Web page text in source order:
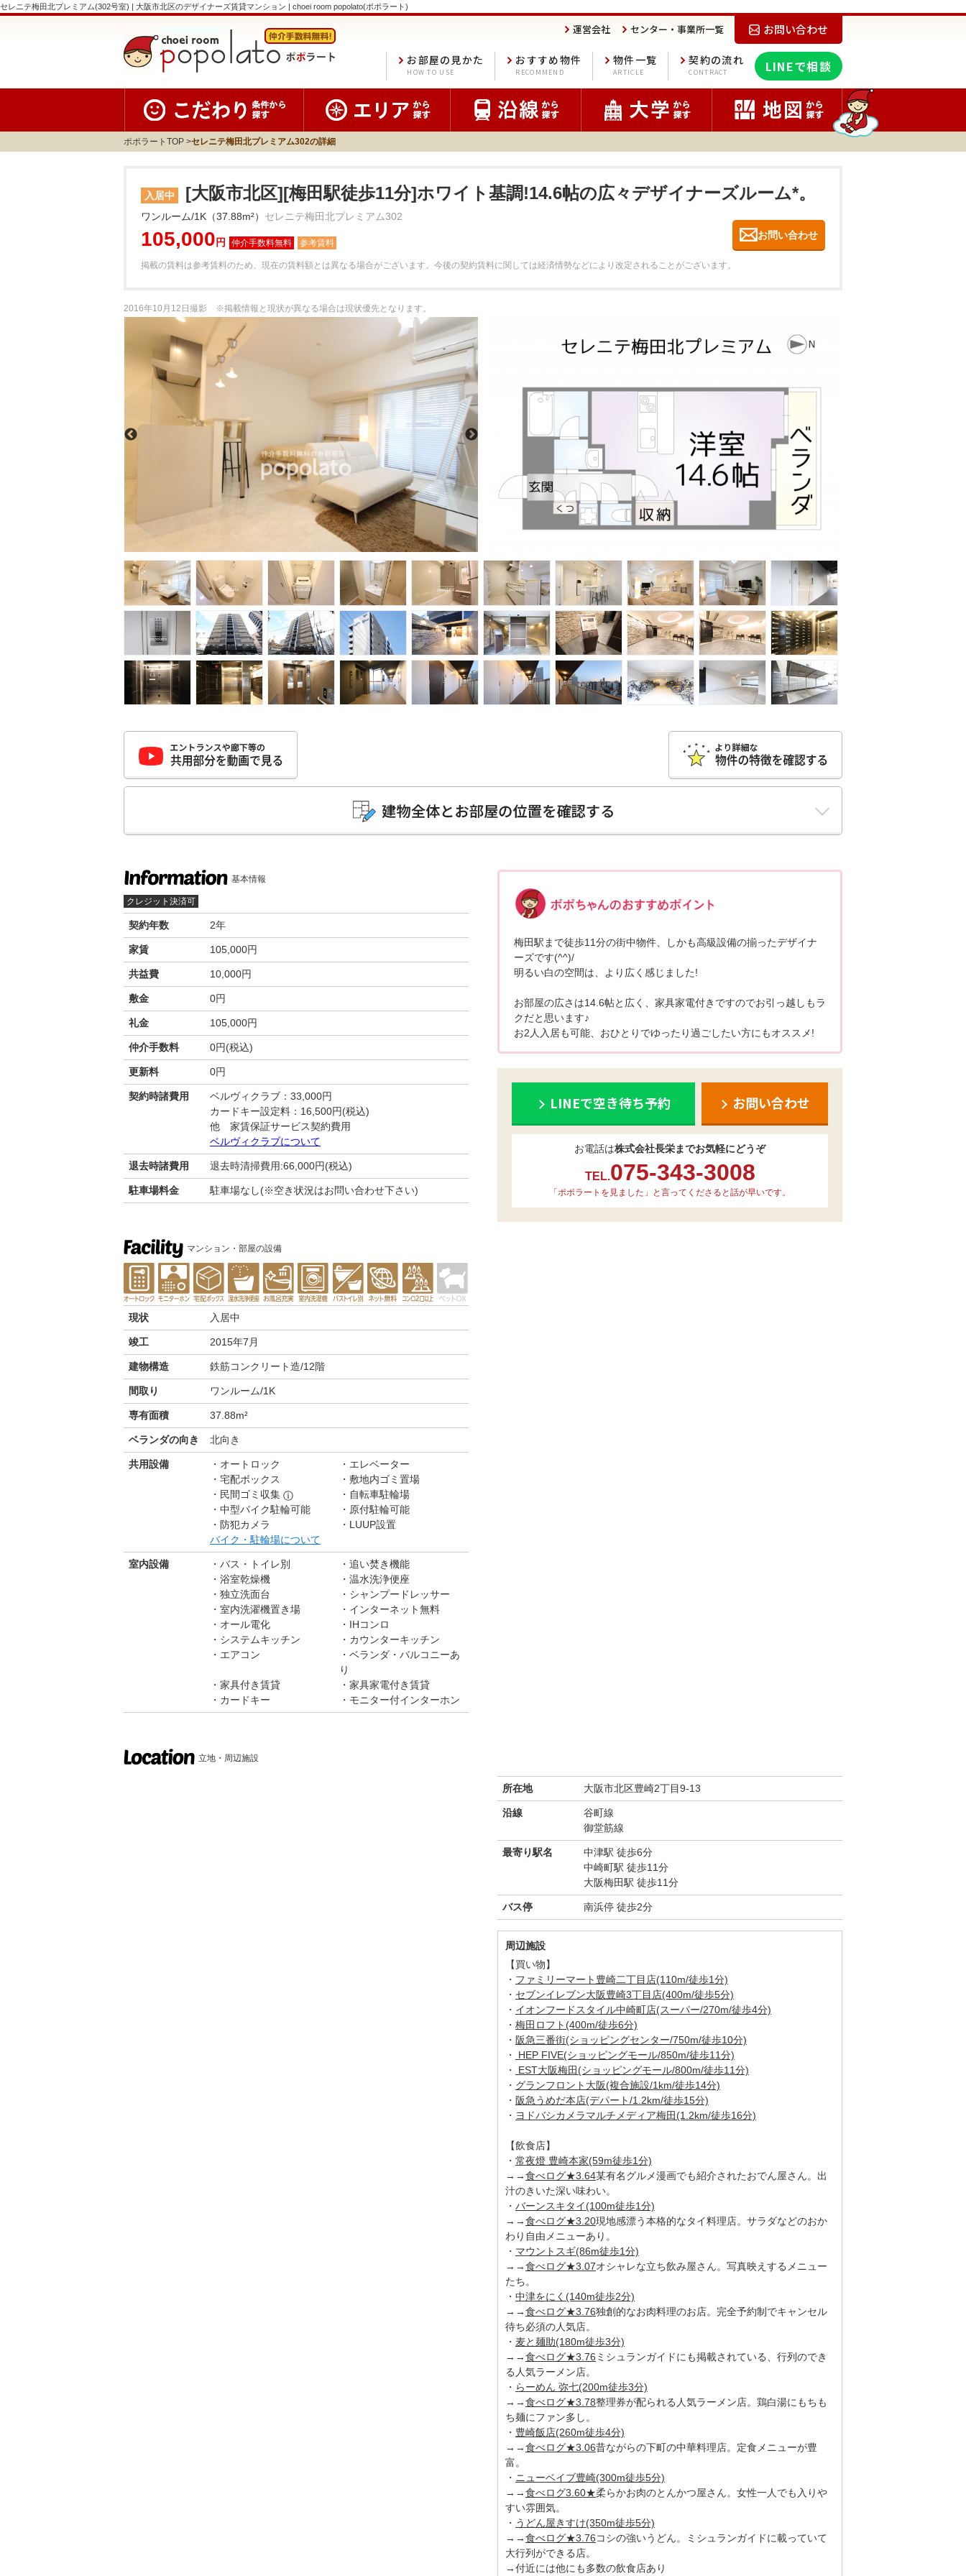
セレニテ梅田北プレミアム(302号室) | 大阪市北区のデザイナーズ賃貸マンション | choei room popolato(ポポラート)
お問い合わせ
センター・事業所一覧
運営会社
LINEで相談
契約の流れ
CONTRACT
物件一覧
ARTICLE
おすすめ物件
RECOMMEND
お部屋の見かた
HOW TO USE
ポポラートTOP セレニテ梅田北プレミアム302の詳細
入居中 [大阪市北区][梅田駅徒歩11分]ホワイト基調!14.6帖の広々デザイナーズルーム*。
ワンルーム/1K（37.88m²） セレニテ梅田北プレミアム302
105,000 円 参考賃料
お問い合わせ
掲載の賃料は参考賃料のため、現在の賃料額とは異なる場合がございます。 今後の契約賃料に関しては経済情勢などにより改定されることがございます。
2016年10月12日撮影 ※掲載情報と現状が異なる場合は現状優先となります。
基本情報
クレジット決済可
契約年数 2年
家賃 105,000円
共益費 10,000円
敷金 0円
礼金 105,000円
仲介手数料 0円(税込)
更新料 0円
契約時諸費用
ベルヴィクラブ：33,000円
カードキー設定料：16,500円(税込)
他 家賃保証サービス契約費用
ベルヴィクラブについて
退去時諸費用 退去時清掃費用:66,000円(税込)
駐車場料金 駐車場なし(※空き状況はお問い合わせ下さい)
マンション・部屋の設備
現状 入居中
竣工 2015年7月
建物構造 鉄筋コンクリート造/12階
間取り ワンルーム/1K
専有面積 37.88m²
ベランダの向き 北向き
共用設備 オートロック
エレベーター
宅配ボックス
敷地内ゴミ置場
民間ゴミ収集 ⓘ
自転車駐輪場
中型バイク駐輪可能
原付駐輪可能
防犯カメラ
LUUP設置
バイク・駐輪場について
室内設備 バス・トイレ別
追い焚き機能
浴室乾燥機
温水洗浄便座
独立洗面台
シャンプードレッサー
室内洗濯機置き場
インターネット無料
オール電化
IHコンロ
システムキッチン
カウンターキッチン
エアコン
ベランダ・バルコニーあ
り
家具付き賃貸
家具家電付き賃貸
カードキー
モニター付インターホン
梅田駅まで徒歩11分の街中物件、しかも高級設備の揃ったデザイナ
ーズです(^^)/
明るい白の空間は、より広く感じました!
お部屋の広さは14.6帖と広く、家具家電付きですのでお引っ越しもラ
クだと思います♪
お2人入居も可能、おひとりでゆったり過ごしたい方にもオススメ!
LINEで空き待ち予約 お問い合わせ
お電話は株式会社長栄までお気軽にどうぞ
TEL.075-343-3008
「ポポラートを見ました」と言ってくださると話が早いです。
立地・周辺施設
所在地 大阪市北区豊崎2丁目9-13
沿線
谷町線
御堂筋線
最寄り駅名
中津駅 徒歩6分
中崎町駅 徒歩11分
大阪梅田駅 徒歩11分
バス停 南浜停 徒歩2分
周辺施設
【買い物】
・ ファミリーマート豊崎二丁目店(110m/徒歩1分)
・ セブンイレブン大阪豊崎3丁目店(400m/徒歩5分)
・ イオンフードスタイル中崎町店(スーパー/270m/徒歩4分)
・ 梅田ロフト(400m/徒歩6分)
・ 阪急三番街(ショッピングセンター/750m/徒歩10分)
・
HEP FIVE(ショッピングモール/850m/徒歩11分)
・
EST大阪梅田(ショッピングモール/800m/徒歩11分)
・ グランフロント大阪(複合施設/1km/徒歩14分)
・ 阪急うめだ本店(デパート/1.2km/徒歩15分)
・ ヨドバシカメラマルチメディア梅田(1.2km/徒歩16分)
【飲食店】
・ 常夜燈 豊崎本家(59m徒歩1分)
→→食べログ★3.64某有名グルメ漫画でも紹介されたおでん屋さん。出
汁のきいた深い味わい。
・ バーンスキタイ(100m徒歩1分)
→→食べログ★3.20現地感漂う本格的なタイ料理店。サラダなどのおか
わり自由メニューあり。
・ マウントスギ(86m徒歩1分)
→→食べログ★3.07オシャレな立ち飲み屋さん。写真映えするメニュー
たち。
・ 中津をにく(140m徒歩2分)
→→食べログ★3.76独創的なお肉料理のお店。完全予約制でキャンセル
待ち必須の人気店。
・ 麦と麺助(180m徒歩3分)
→→食べログ★3.76 ミシュランガイドにも掲載されている、行列のでき
る人気ラーメン店。
・ らーめん 弥七(200m徒歩3分)
→→食べログ★3.78整理券が配られる人気ラーメン店。鶏白湯にもちも
ち麺にファン多し。
・ 豊崎飯店(260m徒歩4分)
→→食べログ★3.06昔ながらの下町の中華料理店。定食メニューが豊
富。
・ ニューベイブ豊崎(300m徒歩5分)
→→食べログ3.60★柔らかお肉のとんかつ屋さん。女性一人でも入りや
すい雰囲気。
・ うどん屋きすけ(350m徒歩5分)
→→食べログ★3.76コシの強いうどん。ミシュランガイドに載っていて
大行列ができる店。
→付近には他にも多数の飲食店あり